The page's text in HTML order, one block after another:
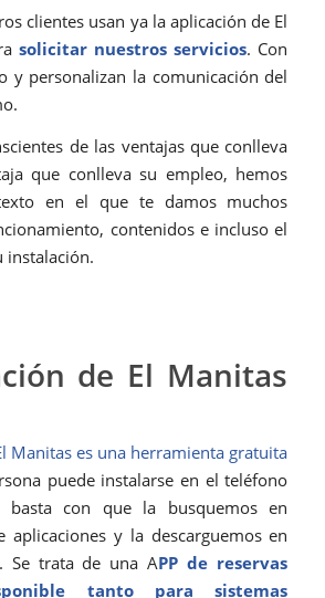
clientes usan ya la aplicación de El
solicitar nuestros servicios. Con
y personalizan la comunicación del
de las ventajas que conlleva
que conlleva su empleo, hemos
en el que te damos muchos
contenidos e incluso el
instalación.
de El Manitas
Manitas es una herramienta gratuita
puede instalarse en el teléfono
basta con que la busquemos en
aplicaciones y la descarguemos en
Se trata de una APP de reservas
tanto para sistemas